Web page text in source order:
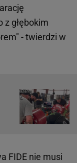
z głębokim
- twierdzi w
FIDE nie musi